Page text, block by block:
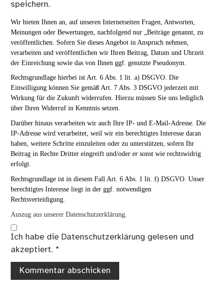
speichern.
Wir bieten Ihnen an, auf unseren Internetseiten Fragen, Antworten,
Meinungen oder Bewertungen, nachfolgend nur „Beiträge genannt, zu
veröffentlichen. Sofern Sie dieses Angebot in Anspruch nehmen,
verarbeiten und veröffentlichen wir Ihren Beitrag, Datum und Uhrzeit
der Einreichung sowie das von Ihnen ggf. genutzte Pseudonym.
Rechtsgrundlage hierbei ist Art. 6 Abs. 1 lit. a) DSGVO. Die
Einwilligung können Sie gemäß Art. 7 Abs. 3 DSGVO jederzeit mit
Wirkung für die Zukunft widerrufen. Hierzu müssen Sie uns lediglich
über Ihren Widerruf in Kenntnis setzen.
Darüber hinaus verarbeiten wir auch Ihre IP- und E-Mail-Adresse. Die
IP-Adresse wird verarbeitet, weil wir ein berechtigtes Interesse daran
haben, weitere Schritte einzuleiten oder zu unterstützen, sofern Ihr
Beitrag in Rechte Dritter eingreift und/oder er sonst wie rechtswidrig
erfolgt.
Rechtsgrundlage ist in diesem Fall Art. 6 Abs. 1 lit. f) DSGVO. Unser
berechtigtes Interesse liegt in der ggf. notwendigen
Rechtsverteidigung.
Auszug aus unserer Datenschutzerklärung.
Ich habe die Datenschutzerklärung gelesen und
akzeptiert. *